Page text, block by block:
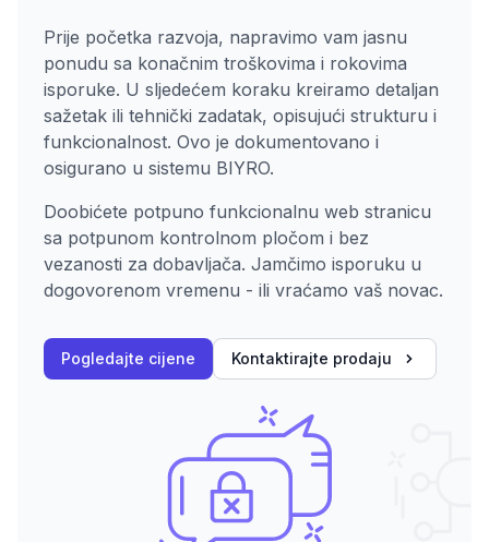
Prije početka razvoja, napravimo vam jasnu
ponudu sa konačnim troškovima i rokovima
isporuke. U sljedećem koraku kreiramo detaljan
sažetak ili tehnički zadatak, opisujući strukturu i
funkcionalnost. Ovo je dokumentovano i
osigurano u sistemu BIYRO.
Doobićete potpuno funkcionalnu web stranicu
sa potpunom kontrolnom pločom i bez
vezanosti za dobavljača. Jamčimo isporuku u
dogovorenom vremenu - ili vraćamo vaš novac.
Pogledajte cijene Kontaktirajte prodaju